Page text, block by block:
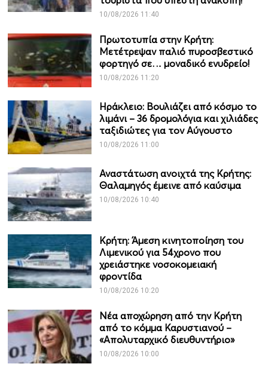
10/08/2026 11:40
Πρωτοτυπία στην Κρήτη:
Μετέτρεψαν παλιό πυροσβεστικό
φορτηγό σε… μοναδικό ενυδρείο!
10/08/2026 11:20
Ηράκλειο: Βουλιάζει από κόσμο το
λιμάνι – 36 δρομολόγια και χιλιάδες
ταξιδιώτες για τον Αύγουστο
10/08/2026 11:00
Αναστάτωση ανοιχτά της Κρήτης:
Θαλαμηγός έμεινε από καύσιμα
10/08/2026 10:40
Κρήτη: Άμεση κινητοποίηση του
Λιμενικού για 54χρονο που
χρειάστηκε νοσοκομειακή
φροντίδα
10/08/2026 10:20
Νέα αποχώρηση από την Κρήτη
από το κόμμα Καρυστιανού –
«Απολυταρχικό διευθυντήριο»
10/08/2026 10:00